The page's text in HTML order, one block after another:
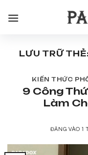
qua
LƯU TRỮ THẺ:
KIẾN THỨC
9 Công
Làm
ĐĂNG VÀO 1